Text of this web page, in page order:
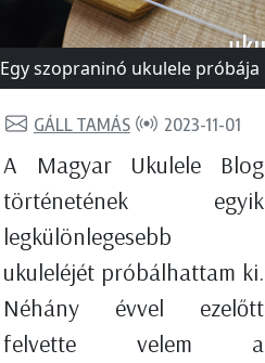
Egy szopraninó ukulele próbája
GÁLL TAMÁS 2023-11-01
A Magyar Ukulele Blog
történetének egyik
legkülönlegesebb
ukuleléjét próbálhattam ki.
Néhány évvel ezelőtt
felvette velem a